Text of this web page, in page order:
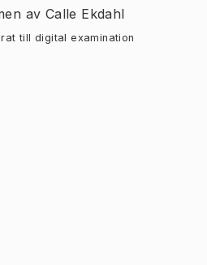
av Calle Ekdahl
till digital examination